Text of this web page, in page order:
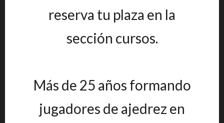
reserva tu plaza en la
sección cursos.
Más de 25 años formando
jugadores de ajedrez en